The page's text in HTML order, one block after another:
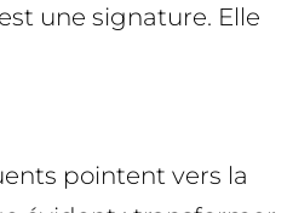
une signature. Elle
pointent vers la